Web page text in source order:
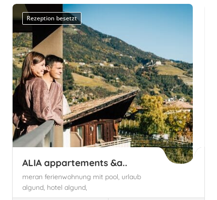
Autonome Provinz Bozen - Südtirol
Rezeption besetzt
ALIA appartements &a..
meran ferienwohnung mit pool, urlaub
algund, hotel algund,